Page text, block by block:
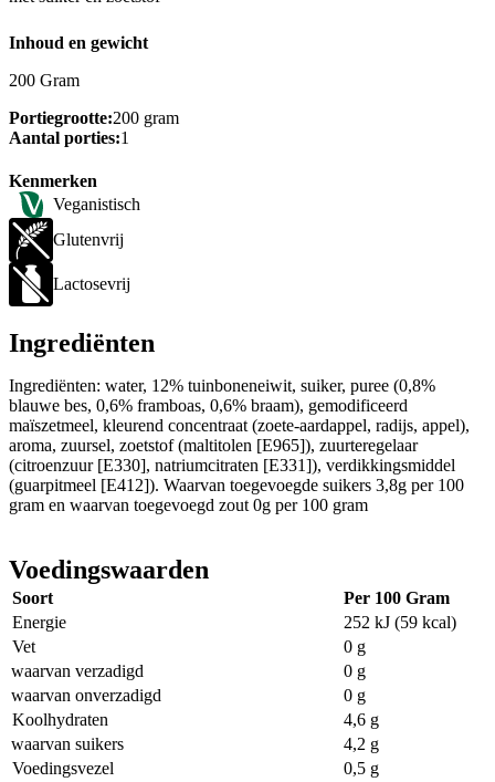
Inhoud en gewicht
200 Gram
Portiegrootte:200 gram
Aantal porties:1
Kenmerken
Veganistisch
Glutenvrij
Lactosevrij
Ingrediënten
Ingrediënten: water, 12% tuinboneneiwit, suiker, puree (0,8%
blauwe bes, 0,6% framboas, 0,6% braam), gemodificeerd
maïszetmeel, kleurend concentraat (zoete-aardappel, radijs, appel),
aroma, zuursel, zoetstof (maltitolen [E965]), zuurteregelaar
(citroenzuur [E330], natriumcitraten [E331]), verdikkingsmiddel
(guarpitmeel [E412]). Waarvan toegevoegde suikers 3,8g per 100
gram en waarvan toegevoegd zout 0g per 100 gram
Voedingswaarden
Soort
Per 100 Gram
Energie
252 kJ (59 kcal)
Vet
0 g
waarvan verzadigd
0 g
waarvan onverzadigd
0 g
Koolhydraten
4,6 g
waarvan suikers
4,2 g
Voedingsvezel
0,5 g